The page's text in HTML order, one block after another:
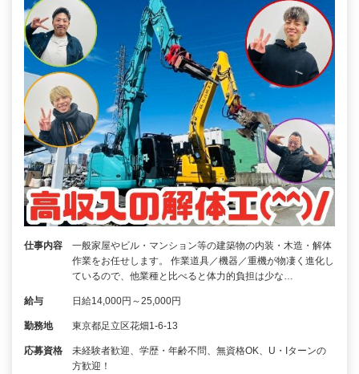
仕事内容
一般家屋やビル・マンション等の建築物の内装・木造・解体
作業をお任せします。 作業道具／機器／重機が物凄く進化し
ているので、他業種と比べると体力的負担は少な…
給与 日給14,000円～25,000円
勤務地 東京都足立区花畑1-6-13
応募資格
未経験者歓迎、学歴・年齢不問、無資格OK、U・Iターンの
方歓迎！